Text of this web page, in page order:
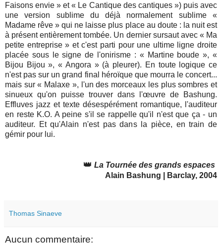
Faisons envie » et « Le Cantique des cantiques ») puis avec
une version sublime du déjà normalement sublime «
Madame rêve » qui ne laisse plus place au doute : la nuit est
à présent entièrement tombée. Un dernier sursaut avec « Ma
petite entreprise » et c'est parti pour une ultime ligne droite
placée sous le signe de l'onirisme : « Martine boude », «
Bijou Bijou », « Angora » (à pleurer). En toute logique ce
n'est pas sur un grand final héroïque que mourra le concert...
mais sur « Malaxe », l'un des morceaux les plus sombres et
sinueux qu'on puisse trouver dans l'œuvre de Bashung.
Effluves jazz et texte désespérément romantique, l'auditeur
en reste K.O. A peine s'il se rappelle qu'il n'est que ça - un
auditeur. Et qu'Alain n'est pas dans la pièce, en train de
gémir pour lui.
👑 La Tournée des grands espaces
Alain Bashung | Barclay, 2004
Thomas Sinaeve
Aucun commentaire: